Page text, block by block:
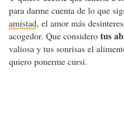
para darme cuenta de lo que
amistad, el amor más
acogedor. Que considero tus
valiosa y tus sonrisas el
quiero ponerme cursi.